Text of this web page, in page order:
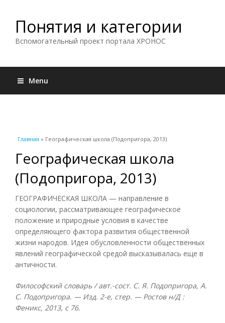
Понятия и категории
Вспомогательный проект портала ХРОНОС
Menu
Вы здесь
Главная » Географическая школа (Подопригора, 2013)
Географическая школа
(Подопригора, 2013)
ГЕОГРАФИЧЕСКАЯ ШКОЛА — направление в
социологии, рассматривающее географическое
положение и природные условия в качестве
определяющего фактора развития общественной
жизни народов. Идея обусловленности общественных
явлений географической средой высказывалась еще в
античности.
Философский словарь / авт.-сост. С. Я. Подопригора, А.
С. Подопригора. — Изд. 2-е, стер. — Ростов н/Д :
Феникс, 2013, с 76.